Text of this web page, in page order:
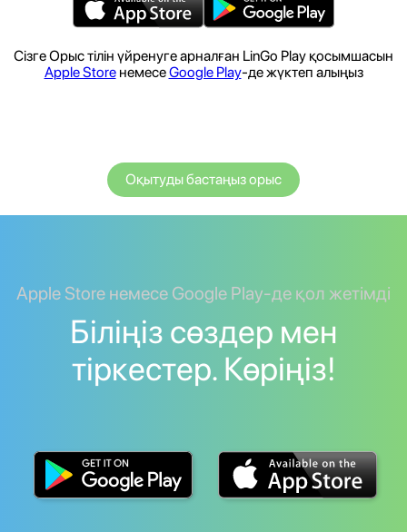
Сізге Орыс тілін үйренуге арналған LinGo Play қосымшасын
Apple StoreнемесеGoogle Play-де жүктеп алыңыз
Оқытуды бастаңыз орыс
Apple Store немесе Google Play-де қол жетімді
Біліңіз сөздер мен
тіркестер. Көріңіз!